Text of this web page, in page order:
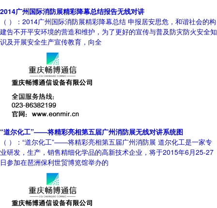
2014广州国际消防展精彩降幕总结报告无线对讲
（ ）：2014广州国际消防展精彩降幕总结 申报居安思危，和谐社会的构
建告不开平安环境的营造和维护，为了更好的宣传与普及防灾防火安全知
识及开展安全生产宣传教育，向全
“道尔化工”——将精彩亮相第五届广州消防展无线对讲系统图
（ ）：“道尔化工”——将精彩亮相第五届广州消防展 道尔化工是一家专
业研发，生产，销售精细化学品的高新技术企业，将于2015年6月25-27
日参加在琶洲保利世贸博览馆举办的